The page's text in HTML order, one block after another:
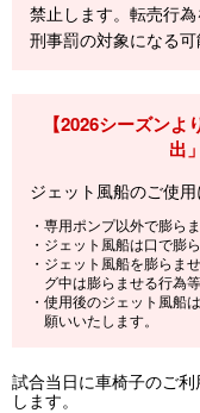
禁止します。転売行為
刑事罰の対象になる可
【2026シーズン
出
ジェット風船のご使
・専用ポンプ以外で膨ら
・ジェット風船は口で膨
・ジェット風船を膨らま
グ中は膨らませる行為
・使用後のジェット風船
願いいたします。
試合当日に車椅子のご
します。